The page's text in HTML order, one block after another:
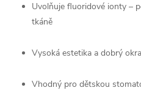
Uvolňuje fluoridové ionty –
tkáně
Vysoká estetika a dobrý
Vhodný pro dětskou